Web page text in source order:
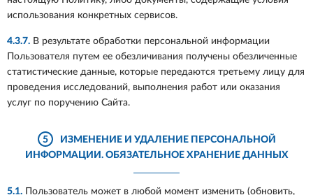
использования конкретных сервисов.
4.3.7. В результате обработки персональной информации
Пользователя путем ее обезличивания получены обезличенные
статистические данные, которые передаются третьему лицу для
проведения исследований, выполнения работ или оказания
услуг по поручению Сайта.
5
ИЗМЕНЕНИЕ И УДАЛЕНИЕ ПЕРСОНАЛЬНОЙ
ИНФОРМАЦИИ. ОБЯЗАТЕЛЬНОЕ ХРАНЕНИЕ ДАННЫХ
5.1. Пользователь может в любой момент изменить (обновить,